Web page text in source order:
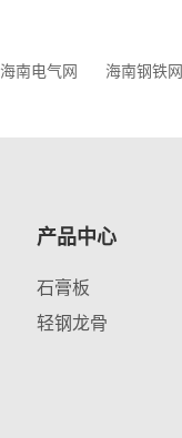
海南电气网 海南钢铁网
产品中心
石膏板
轻钢龙骨